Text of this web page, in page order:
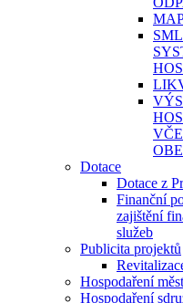
Dotace
Dotace z
Finanční
zajištění
služeb
Publicita projektů
Hospodaření
Hospodaření